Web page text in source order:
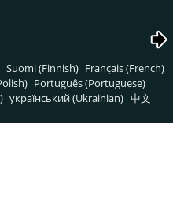
Suomi (Finnish) Français (French)
Português (Portuguese)
український (Ukrainian) 中文